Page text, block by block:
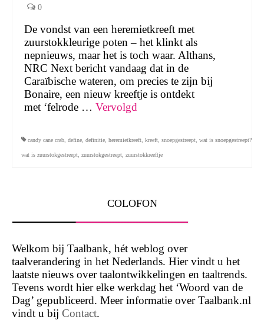
0
De vondst van een heremietkreeft met
zuurstokkleurige poten – het klinkt als
nepnieuws, maar het is toch waar. Althans,
NRC Next bericht vandaag dat in de
Caraïbische wateren, om precies te zijn bij
Bonaire, een nieuw kreeftje is ontdekt
met ‘felrode … Vervolgd
candy cane crab define definitie heremietkreeft kreeft snoepgestreept wat is snoepgestreept?
wat is zuurstokgestreept zuurstokgestreept zuurstokkreeftje
COLOFON
Welkom bij Taalbank, hét weblog over
taalverandering in het Nederlands. Hier vindt u het
laatste nieuws over taalontwikkelingen en taaltrends.
Tevens wordt hier elke werkdag het ‘Woord van de
Dag’ gepubliceerd. Meer informatie over Taalbank.nl
vindt u bij Contact.